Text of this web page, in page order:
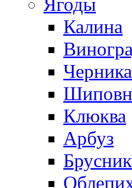
Калина
Черника
Клюква
Арбуз